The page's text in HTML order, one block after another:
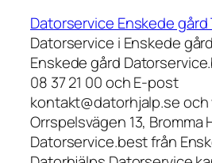
Datorservice Enskede gård
Datorservice i Enskede
Enskede gård
08 37 21 00 och E-post
kontakt@datorhjalp.se och
Orrspelsvägen 13, Bromma
Datorservice.best från